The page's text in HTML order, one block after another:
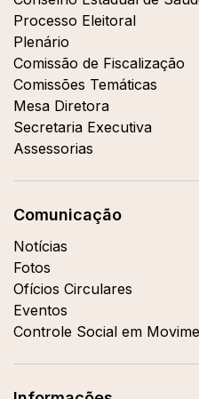
Processo Eleitoral
Plenário
Comissão de Fiscalização
Comissões Temáticas
Mesa Diretora
Secretaria Executiva
Assessorias
Comunicação
Notícias
Fotos
Ofícios Circulares
Eventos
Controle Social em